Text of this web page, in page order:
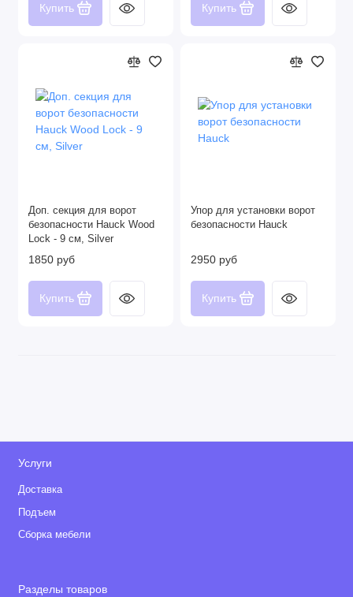
Купить Купить
Доп. секция для ворот
безопасности Hauck Wood
Lock - 9 см, Silver
1850 руб
Купить
Упор для установки ворот
безопасности Hauck
2950 руб
Купить
Услуги
Доставка
Подъем
Сборка мебели
Разделы товаров